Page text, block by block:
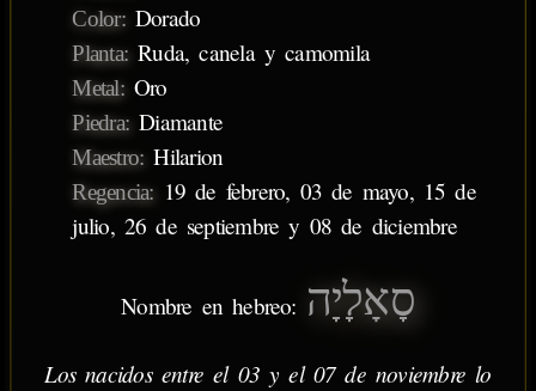
Color:Dorado
Planta: Ruda, canela y camomila
Metal:Oro
Piedra: Diamante
Maestro: Hilarion
Regencia: 19 de febrero, 03 de mayo, 15 de
julio, 26 de septiembre y 08 de diciembre
Nombre en hebreo: סָאָלָיָה
Los nacidos entre el 03 y el 07 de noviembre lo